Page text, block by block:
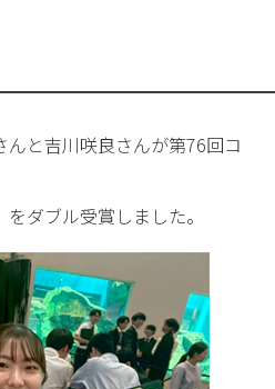
と吉川咲良さんが第76回コ
ダブル受賞しました。